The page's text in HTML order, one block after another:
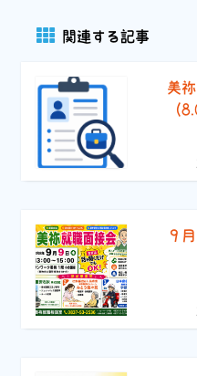
関連する記事
美
（
９